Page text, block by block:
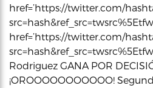
href=’https://twitter.com/
href=’https://twitter.com/
Rodriguez GANA POR
¡OROOOOOOOOOOO!